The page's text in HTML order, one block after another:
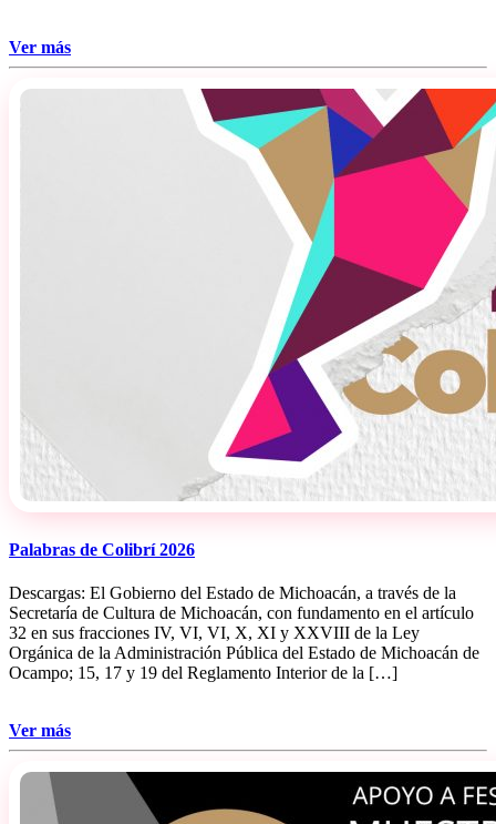
Ver más
Palabras de Colibrí 2026
Descargas: El Gobierno del Estado de Michoacán, a través de la
Secretaría de Cultura de Michoacán, con fundamento en el artículo
32 en sus fracciones IV, VI, VI, X, XI y XXVIII de la Ley
Orgánica de la Administración Pública del Estado de Michoacán de
Ocampo; 15, 17 y 19 del Reglamento Interior de la […]
Ver más